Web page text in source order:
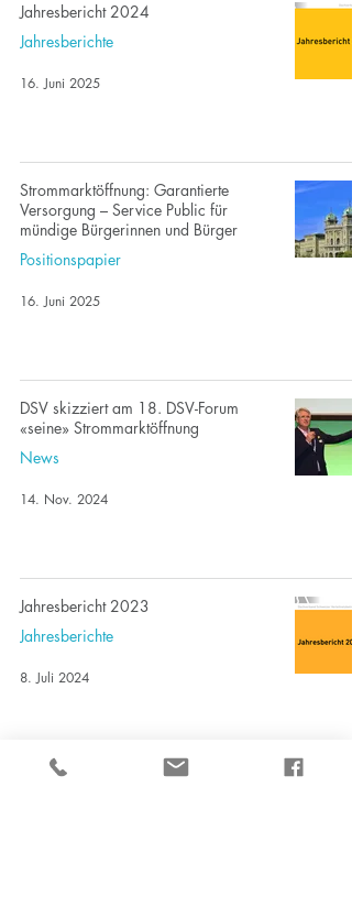
Jahresbericht 2024
Jahresberichte
16. Juni 2025
Strommarktöffnung: Garantierte
Versorgung – Service Public für
mündige Bürgerinnen und Bürger
Positionspapier
16. Juni 2025
DSV skizziert am 18. DSV-Forum
«seine» Strommarktöffnung
News
14. Nov. 2024
Jahresbericht 2023
Jahresberichte
8. Juli 2024
«Ja, aber...» zur Strommarktöffnung